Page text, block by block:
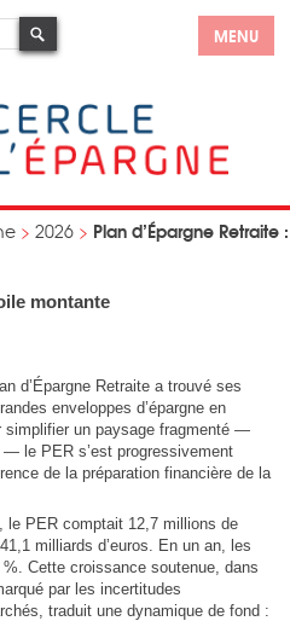
MENU
> 2026 > Plan d’Épargne Retraite :
montante
d’Épargne Retraite a trouvé ses
enveloppes d’épargne en
simplifier un paysage fragmenté —
le PER s’est progressivement
de la préparation financière de la
le PER comptait 12,7 millions de
milliards d’euros. En un an, les
Cette croissance soutenue, dans
par les incertitudes
traduit une dynamique de fond :